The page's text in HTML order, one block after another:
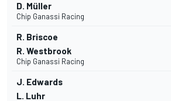
D. Müller
Chip Ganassi Racing
R. Briscoe
R. Westbrook
Chip Ganassi Racing
J. Edwards
L. Luhr